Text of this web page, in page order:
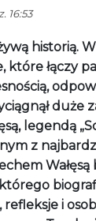
16:53
historią.
które łączy
duże
legendą
z
i